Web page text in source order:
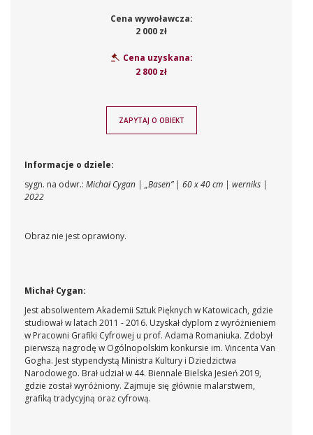
Cena wywoławcza:
2 000 zł
Cena uzyskana:
2 800 zł
ZAPYTAJ O OBIEKT
Informacje o dziele:
sygn. na odwr.: Michał Cygan | „Basen” | 60 x 40 cm | werniks |
2022
Obraz nie jest oprawiony.
Michał Cygan:
Jest absolwentem Akademii Sztuk Pięknych w Katowicach, gdzie
studiował w latach 2011 - 2016. Uzyskał dyplom z wyróżnieniem
w Pracowni Grafiki Cyfrowej u prof. Adama Romaniuka. Zdobył
pierwszą nagrodę w Ogólnopolskim konkursie im. Vincenta Van
Gogha. Jest stypendystą Ministra Kultury i Dziedzictwa
Narodowego. Brał udział w 44. Biennale Bielska Jesień 2019,
gdzie został wyróżniony. Zajmuje się głównie malarstwem,
grafiką tradycyjną oraz cyfrową.